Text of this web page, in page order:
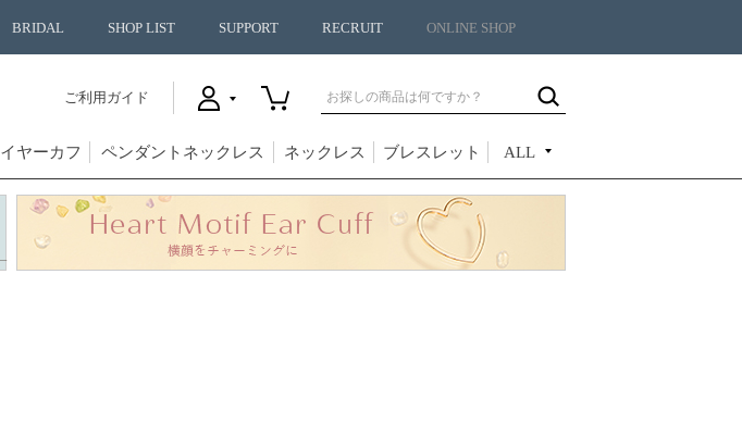
BRIDAL SHOP LIST SUPPORT RECRUIT ONLINE SHOP
ご利用ガイド
イヤーカフ ペンダントネックレス ネックレス ブレスレット ALL